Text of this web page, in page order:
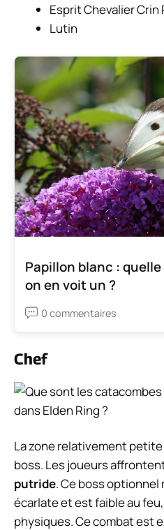
Esprit Chevalier Crin
Lutin
Papillon blanc :
on en voit un ?
0 commentaires
Chef
La zone relativement petite
boss. Les joueurs
putride. Ce boss
écarlate et est faible au
physiques. Ce combat est